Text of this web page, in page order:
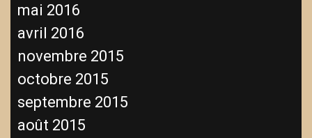
mai 2016
avril 2016
novembre 2015
octobre 2015
septembre 2015
août 2015